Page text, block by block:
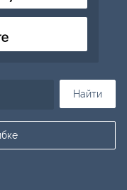
Найти